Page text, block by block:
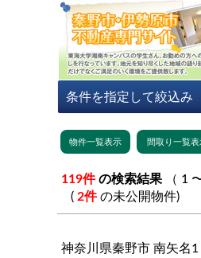
119件 の検索結果
( 2件 の未公開物件)
神奈川県秦野市 南矢名1